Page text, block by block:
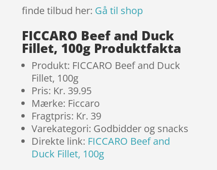
finde tilbud her: Gå til shop
FICCARO Beef and Duck
Fillet, 100g Produktfakta
Produkt: FICCARO Beef and Duck
Fillet, 100g
Pris: Kr. 39.95
Mærke: Ficcaro
Fragtpris: Kr. 39
Varekategori: Godbidder og snacks
Direkte link: FICCARO Beef and
Duck Fillet, 100g